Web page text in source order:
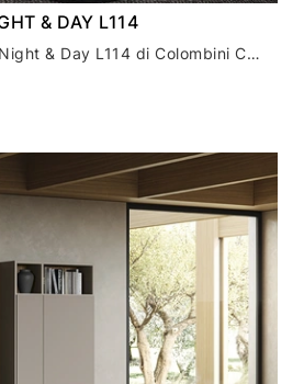
& DAY L114
Parete Attrezzata Night & Day L114 di Colombini Casa